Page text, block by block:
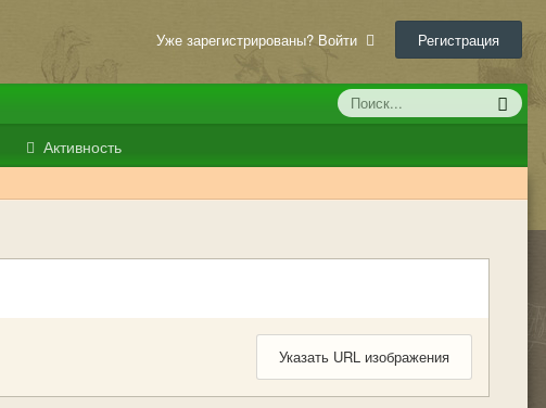
Уже зарегистрированы? Войти Регистрация
Активность
Указать URL изображения